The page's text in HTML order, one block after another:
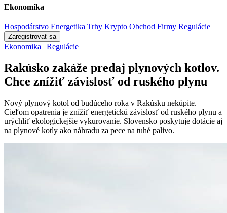
Ekonomika
Hospodárstvo Energetika Trhy Krypto Obchod Firmy Regulácie
Zaregistrovať sa
Ekonomika | Regulácie
Rakúsko zakáže predaj plynových kotlov.
Chce znížiť závislosť od ruského plynu
Nový plynový kotol od budúceho roka v Rakúsku nekúpite.
Cieľom opatrenia je znížiť energetickú závislosť od ruského plynu a
urýchliť ekologickejšie vykurovanie. Slovensko poskytuje dotácie aj
na plynové kotly ako náhradu za pece na tuhé palivo.